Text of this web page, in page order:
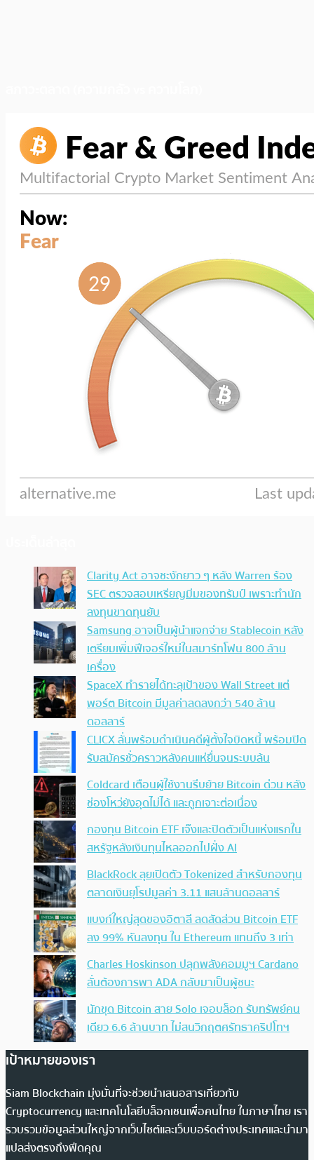
Clarity Act อาจชะงักยาว ๆ หลัง Warren ร้อง
SEC ตรวจสอบเหรียญมีมของทรัมป์ เพราะทำนัก
ลงทุนขาดทุนยับ
Samsung อาจเป็นผู้นำแจกจ่าย Stablecoin หลัง
เตรียมเพิ่มฟีเจอร์ใหม่ในสมาร์ทโฟน 800 ล้าน
เครื่อง
SpaceX ทำรายได้ทะลุเป้าของ Wall Street แต่
พอร์ต Bitcoin มีมูลค่าลดลงกว่า 540 ล้าน
ดอลลาร์
CLICX ลั่นพร้อมดำเนินคดีผู้ตั้งใจบิดหนี้ พร้อมปิด
รับสมัครชั่วคราวหลังคนแห่ยื่นจนระบบล้น
Coldcard เตือนผู้ใช้งานรีบย้าย Bitcoin ด่วน หลัง
ช่องโหว่ยังอุดไม่ได้ และถูกเจาะต่อเนื่อง
กองทุน Bitcoin ETF เจ๊งและปิดตัวเป็นแห่งแรกใน
สหรัฐหลังเงินทุนไหลออกไปฝั่ง AI
BlackRock ลุยเปิดตัว Tokenized สำหรับกองทุน
ตลาดเงินยุโรปมูลค่า 3.11 แสนล้านดอลลาร์
แบงก์ใหญ่สุดของอิตาลี ลดสัดส่วน Bitcoin ETF
ลง 99% หันลงทุน ใน Ethereum แทนถึง 3 เท่า
Charles Hoskinson ปลุกพลังคอมมูฯ Cardano
ลั่นต้องการพา ADA กลับมาเป็นผู้ชนะ
นักขุด Bitcoin สาย Solo เจอบล็อก รับทรัพย์คน
เดียว 6.6 ล้านบาท ไม่สนวิกฤตศรัทธาคริปโทฯ
เป้าหมายของเรา
Siam Blockchain มุ่งมั่นที่จะช่วยนำเสนอสารเกี่ยวกับ
Cryptocurrency และเทคโนโลยีบล็อกเชนเพื่อคนไทย ในภาษาไทย เรา
รวบรวมข้อมูลส่วนใหญ่จากเว็บไซต์และเว็บบอร์ดต่างประเทศและนำมา
แปลส่งตรงถึงฟีดคุณ